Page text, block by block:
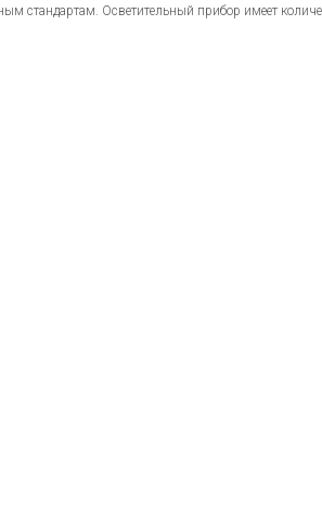
стандартам. Осветительный прибор имеет